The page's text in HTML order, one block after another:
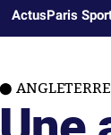
ActusParis
ANGLETERRE